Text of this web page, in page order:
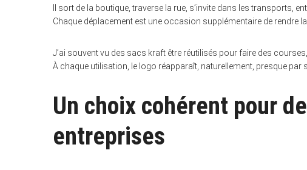
Il sort de la boutique, traverse la rue, s’invite dans les transports,
Chaque déplacement est une occasion supplémentaire de rendre
J’ai souvent vu des sacs kraft être réutilisés pour faire des
À chaque utilisation, le logo réapparaît, naturellement, presque par
Un choix cohérent pour
entreprises